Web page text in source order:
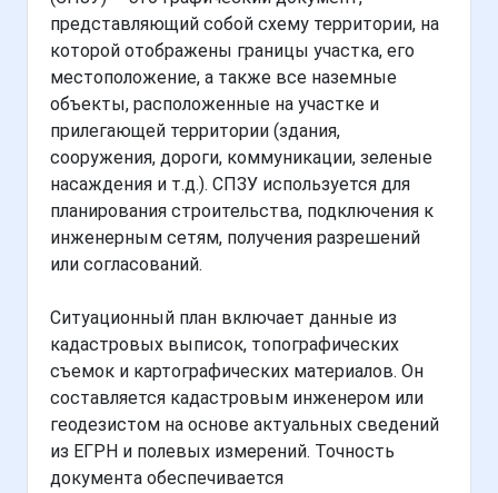
представляющий собой схему территории, на
которой отображены границы участка, его
местоположение, а также все наземные
объекты, расположенные на участке и
прилегающей территории (здания,
сооружения, дороги, коммуникации, зеленые
насаждения и т.д.). СПЗУ используется для
планирования строительства, подключения к
инженерным сетям, получения разрешений
или согласований.
Ситуационный план включает данные из
кадастровых выписок, топографических
съемок и картографических материалов. Он
составляется кадастровым инженером или
геодезистом на основе актуальных сведений
из ЕГРН и полевых измерений. Точность
документа обеспечивается